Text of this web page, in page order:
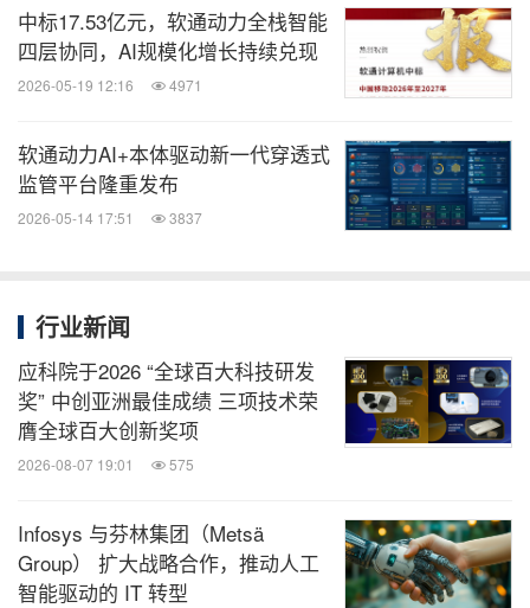
中标17.53亿元，软通动力全栈智能
四层协同，AI规模化增长持续兑现
2026-05-19 12:16 4971
软通动力AI+本体驱动新一代穿透式
监管平台隆重发布
2026-05-14 17:51 3837
行业新闻
应科院于2026 “全球百大科技研发
奖” 中创亚洲最佳成绩 三项技术荣
膺全球百大创新奖项
2026-08-07 19:01 575
Infosys 与芬林集团（Metsä
Group） 扩大战略合作，推动人工
智能驱动的 IT 转型